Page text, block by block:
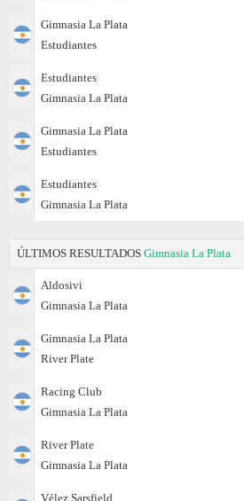
Gimnasia La Plata
Estudiantes
Estudiantes
Gimnasia La Plata
Gimnasia La Plata
Estudiantes
Estudiantes
Gimnasia La Plata
ÚLTIMOS RESULTADOS Gimnasia La Plata
Aldosivi
Gimnasia La Plata
Gimnasia La Plata
River Plate
Racing Club
Gimnasia La Plata
River Plate
Gimnasia La Plata
Vélez Sarsfield